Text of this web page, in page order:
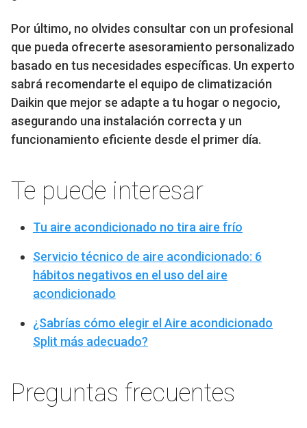
Por último, no olvides consultar con un profesional
que pueda ofrecerte asesoramiento personalizado
basado en tus necesidades específicas. Un experto
sabrá recomendarte el equipo de climatización
Daikin que mejor se adapte a tu hogar o negocio,
asegurando una instalación correcta y un
funcionamiento eficiente desde el primer día.
Te puede interesar
Tu aire acondicionado no tira aire frío
Servicio técnico de aire acondicionado: 6
hábitos negativos en el uso del aire
acondicionado
¿Sabrías cómo elegir el Aire acondicionado
Split más adecuado?
Preguntas frecuentes